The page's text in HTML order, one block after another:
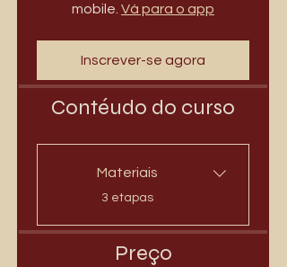
mobile. Vá para o app
Inscrever-se agora
Contéudo do curso
Materiais
.
3 etapas
Preço